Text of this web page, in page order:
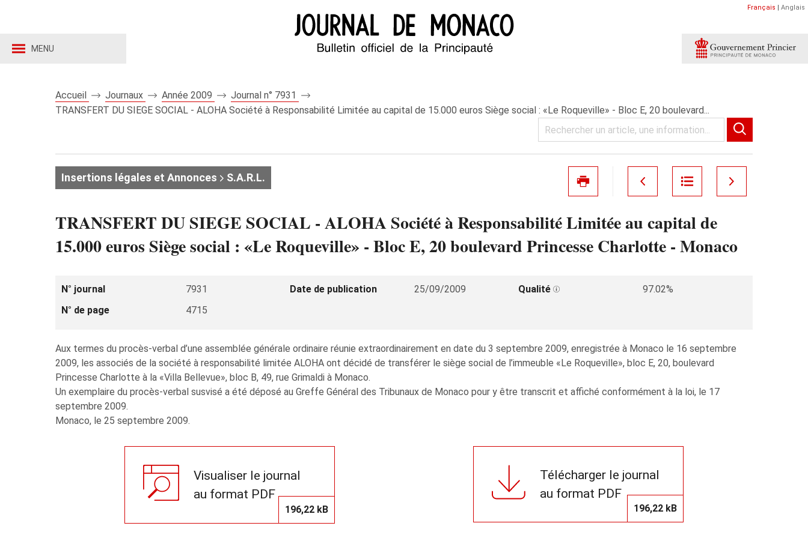
MENU
Français | Anglais
Accueil Journaux Année 2009
Journal n° 7931
TRANSFERT DU SIEGE SOCIAL - ALOHA Société à Responsabilité Limitée au capital de 15.000 euros Siège social : «Le Roqueville» - Bloc E, 20 boulevard...
Insertions légales et Annonces S.A.R.L.
TRANSFERT DU SIEGE SOCIAL - ALOHA Société à Responsabilité Limitée au capital de
15.000 euros Siège social : «Le Roqueville» - Bloc E, 20 boulevard Princesse Charlotte - Monaco
N° journal 7931 Date de publication 25/09/2009 Qualité
97.02%
N° de page
4715
Aux termes du procès-verbal d’une assemblée générale ordinaire réunie extraordinairement en date du 3 septembre 2009, enregistrée à Monaco le 16 septembre
2009, les associés de la société à responsabilité limitée ALOHA ont décidé de transférer le siège social de l’immeuble «Le Roqueville», bloc E, 20, boulevard
Princesse Charlotte à la «Villa Bellevue», bloc B, 49, rue Grimaldi à Monaco.
Un exemplaire du procès-verbal susvisé a été déposé au Greffe Général des Tribunaux de Monaco pour y être transcrit et affiché conformément à la loi, le 17
septembre 2009.
Monaco, le 25 septembre 2009.
Visualiser le journal
au format PDF
196,22 kB
Télécharger le journal
au format PDF
196,22 kB